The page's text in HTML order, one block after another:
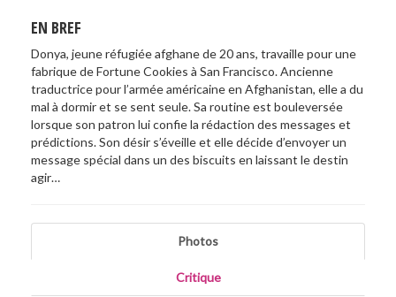
EN BREF
Donya, jeune réfugiée afghane de 20 ans, travaille pour une
fabrique de Fortune Cookies à San Francisco. Ancienne
traductrice pour l’armée américaine en Afghanistan, elle a du
mal à dormir et se sent seule. Sa routine est bouleversée
lorsque son patron lui confie la rédaction des messages et
prédictions. Son désir s’éveille et elle décide d’envoyer un
message spécial dans un des biscuits en laissant le destin
agir…
Photos
Critique